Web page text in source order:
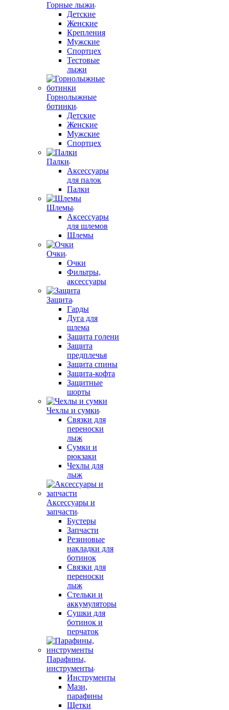
Горные лыжи
Детские
Женские
Крепления
Мужские
Спортцех
Тестовые
лыжи
Горнолыжные
ботинки
Детские
Женские
Мужские
Спортцех
Палки
Аксессуары
для палок
Палки
Шлемы
Аксессуары
для шлемов
Шлемы
Очки
Очки
Фильтры,
аксессуары
Защита
Гарды
Дуга для
шлема
Защита голени
Защита
предплечья
Защита спины
Защита-кофта
Защитные
шорты
Чехлы и сумки
Связки для
переноски
лыж
Сумки и
рюкзаки
Чехлы для
лыж
Аксессуары и
запчасти
Бустеры
Запчасти
Резиновые
накладки для
ботинок
Связки для
переноски
лыж
Стельки и
аккумуляторы
Сушки для
ботинок и
перчаток
Парафины,
инструменты
Инструменты
Мази,
парафины
Щетки